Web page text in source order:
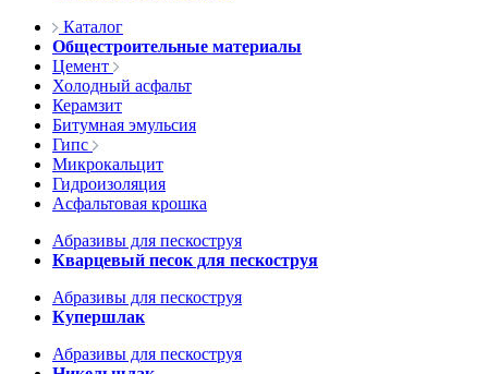
Каталог
Общестроительные материалы
Цемент
Холодный асфальт
Керамзит
Битумная эмульсия
Гипс
Микрокальцит
Гидроизоляция
Асфальтовая крошка
Абразивы для пескоструя
Кварцевый песок для пескоструя
Абразивы для пескоструя
Купершлак
Абразивы для пескоструя